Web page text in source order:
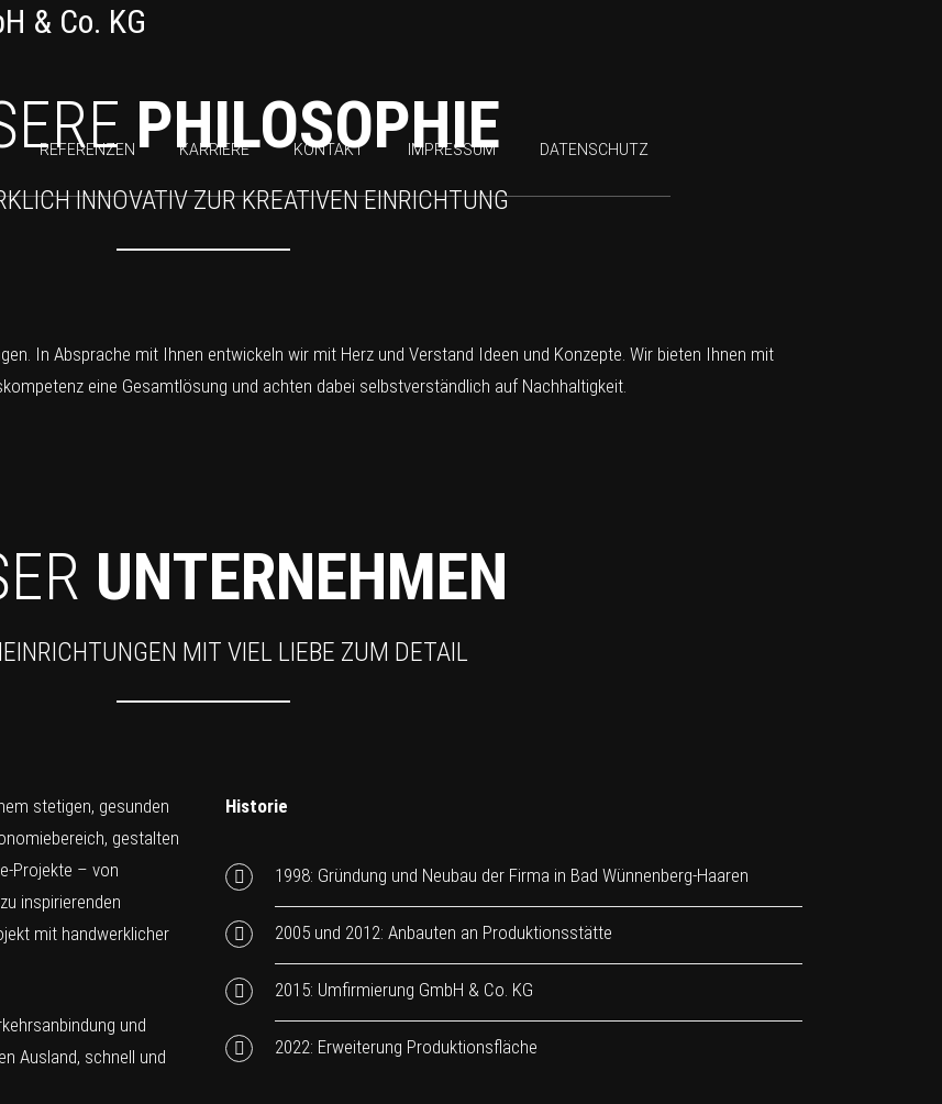
REFERENZEN KARRIERE KONTAKT IMPRESSUM DATENSCHUTZ
PHILOSOPHIE
INNOVATIV ZUR KREATIVEN EINRICHTUNG
In Absprache mit Ihnen entwickeln wir mit Herz und Verstand Ideen und Konzepte. Wir bieten Ihnen mit
eine Gesamtlösung und achten dabei selbstverständlich auf Nachhaltigkeit.
UNTERNEHMEN
MIT VIEL LIEBE ZUM DETAIL
stetigen, gesunden
gestalten
Projekte – von
inspirierenden
mit handwerklicher
und
Ausland, schnell und
Historie
1998: Gründung und Neubau der Firma in Bad Wünnenberg-Haaren
2005 und 2012: Anbauten an Produktionsstätte
2015: Umfirmierung GmbH & Co. KG
2022: Erweiterung Produktionsfläche